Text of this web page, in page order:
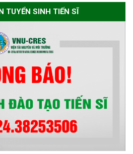
đủ điều kiện dự tuyển Chương
trình đào tạo tiến sĩ chuyên
ngành Môi trường và phát triển
bền vững đợt 1 năm 2026
TUYỂN SINH TIẾN SĨ